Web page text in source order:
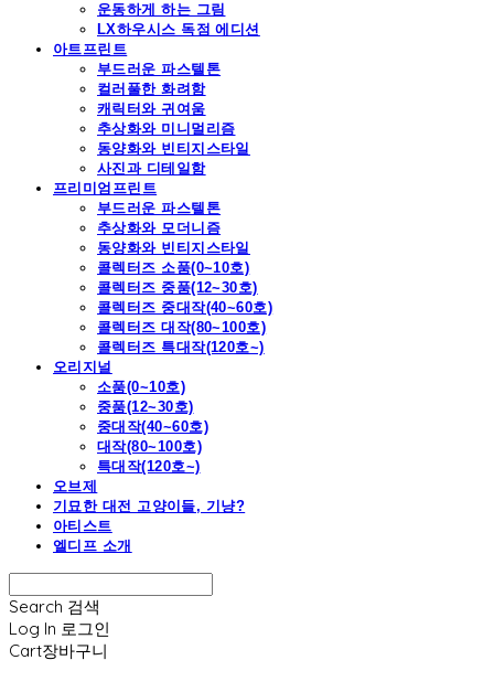
운동하게 하는 그림
LX하우시스 독점 에디션
아트프린트
부드러운 파스텔톤
컬러풀한 화려함
캐릭터와 귀여움
추상화와 미니멀리즘
동양화와 빈티지스타일
사진과 디테일함
프리미엄프린트
부드러운 파스텔톤
추상화와 모더니즘
동양화와 빈티지스타일
콜렉터즈 소품(0~10호)
콜렉터즈 중품(12~30호)
콜렉터즈 중대작(40~60호)
콜렉터즈 대작(80~100호)
콜렉터즈 특대작(120호~)
오리지널
소품(0~10호)
중품(12~30호)
중대작(40~60호)
대작(80~100호)
특대작(120호~)
오브제
기묘한 대전 고양이들, 기냥?
아티스트
엘디프 소개
Search 검색
Log In 로그인
Cart장바구니